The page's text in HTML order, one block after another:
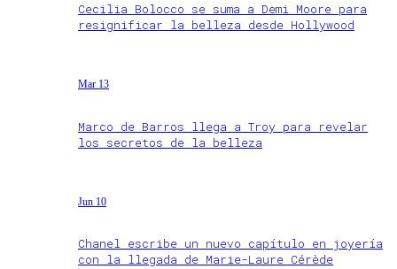
Cecilia Bolocco se suma a Demi Moore para
resignificar la belleza desde Hollywood
Mar 13
Marco de Barros llega a Troy para revelar
los secretos de la belleza
Jun 10
Chanel escribe un nuevo capítulo en joyería
con la llegada de Marie-Laure Cérède